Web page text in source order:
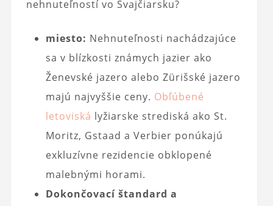
nehnuteľností vo Švajčiarsku?
miesto: Nehnuteľnosti nachádzajúce
sa v blízkosti známych jazier ako
Ženevské jazero alebo Zürišské jazero
majú najvyššie ceny. Obľúbené
letoviská lyžiarske strediská ako St.
Moritz, Gstaad a Verbier ponúkajú
exkluzívne rezidencie obklopené
malebnými horami.
Dokončovací štandard a